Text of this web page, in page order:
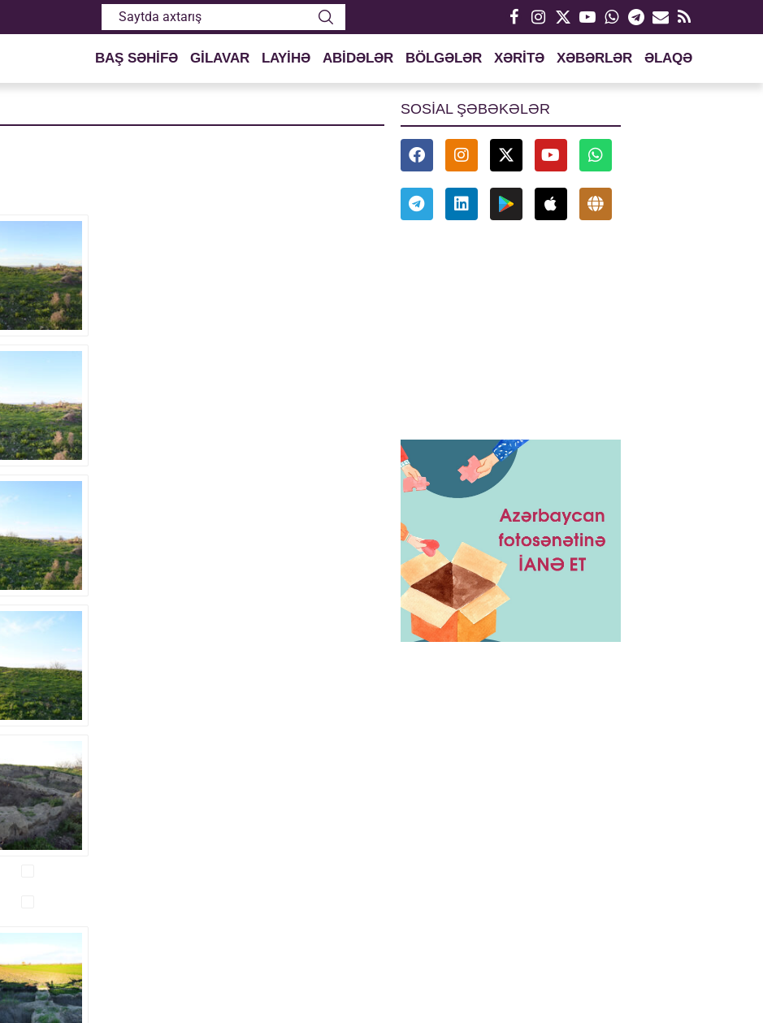
BAŞ SƏHİFƏ GİLAVAR LAYİHƏ ABİDƏLƏR BÖLGƏLƏR XƏRİTƏ XƏBƏRLƏR ƏLAQƏ
SOSİAL ŞƏBƏKƏLƏR